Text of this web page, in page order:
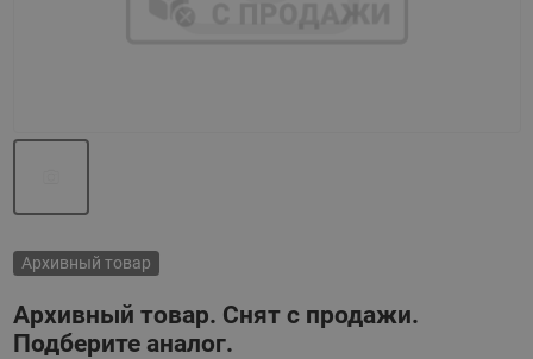
Архивный товар
Архивный товар. Снят с продажи.
Подберите аналог.